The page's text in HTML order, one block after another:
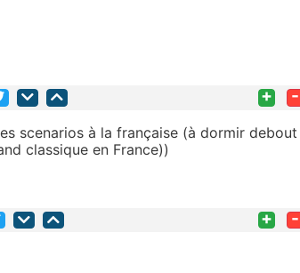
+ -
scenarios à la française (à dormir debout
classique en France))
+ -